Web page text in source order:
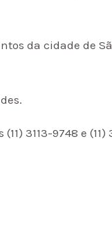
da cidade de
3113-9748 e (11)